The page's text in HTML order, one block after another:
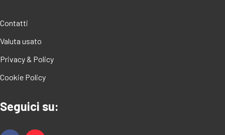
Contatti
Valuta usato
Privacy & Policy
Cookie Policy
Seguici su: